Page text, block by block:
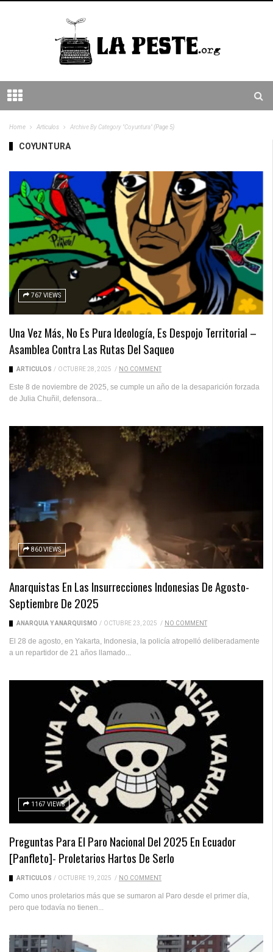
Home Articulos Archive By Category "Coyuntura"(Page 5)
COYUNTURA
767 VIEWS
Una Vez Más, No Es Pura Ideología, Es Despojo Territorial –
Asamblea Contra Las Rutas Del Saqueo
ARTICULOS / OCTUBRE 28, 2025 / NO COMMENT
Este 8 de noviembre de 2025, se cumple un año de la desaparición forzada
de Julia Chuñil, defensora...
860 VIEWS
Anarquistas En Las Insurrecciones Indonesias De Agosto-
Septiembre De 2025
ANARQUÍA Y ANARQUISMO / OCTUBRE 23, 2025 / NO COMMENT
El 28 de agosto, en Yakarta, Indonesia, la policía atropelló deliberadamente
a un repartidor de 21 años llamado...
1167 VIEWS
Preguntas Para El Paro Nacional Del 2025 En Ecuador
[Panfleto]- Proletarios Hartos De Serlo
ARTICULOS / OCTUBRE 19, 2025 / NO COMMENT
Como unos proletarios más que se sumaron al Paro desde el primer día,
pero que todavía no tienen...